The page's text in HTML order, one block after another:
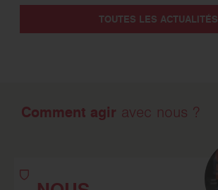
TOUTES LES ACTUALITÉS
Comment agir avec nous ?